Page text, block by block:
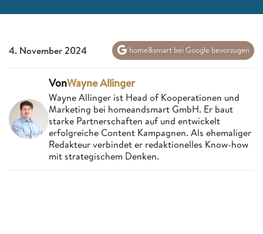
4. November 2024 home&smart bei Google bevorzugen
VonWayne Allinger
Wayne Allinger ist Head of Kooperationen und
Marketing bei homeandsmart GmbH. Er baut
starke Partnerschaften auf und entwickelt
erfolgreiche Content Kampagnen. Als ehemaliger
Redakteur verbindet er redaktionelles Know-how
mit strategischem Denken.